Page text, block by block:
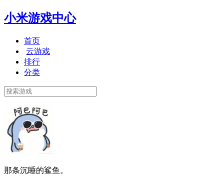
小米游戏中心
首页
云游戏
排行
分类
那条沉睡的鲨鱼。